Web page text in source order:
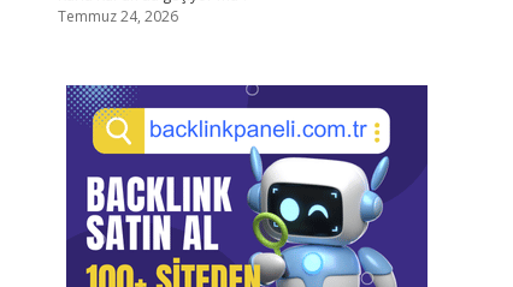
Temmuz 24, 2026